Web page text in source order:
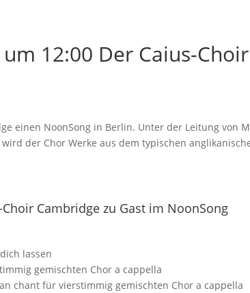
12:00 Der Caius-
einen NoonSong in Berlin. Unter der Leitung von
der Chor Werke aus dem typischen
Cambridge zu Gast im NoonSong
lassen
gemischten Chor a cappella
chant für vierstimmig gemischten Chor a cappella